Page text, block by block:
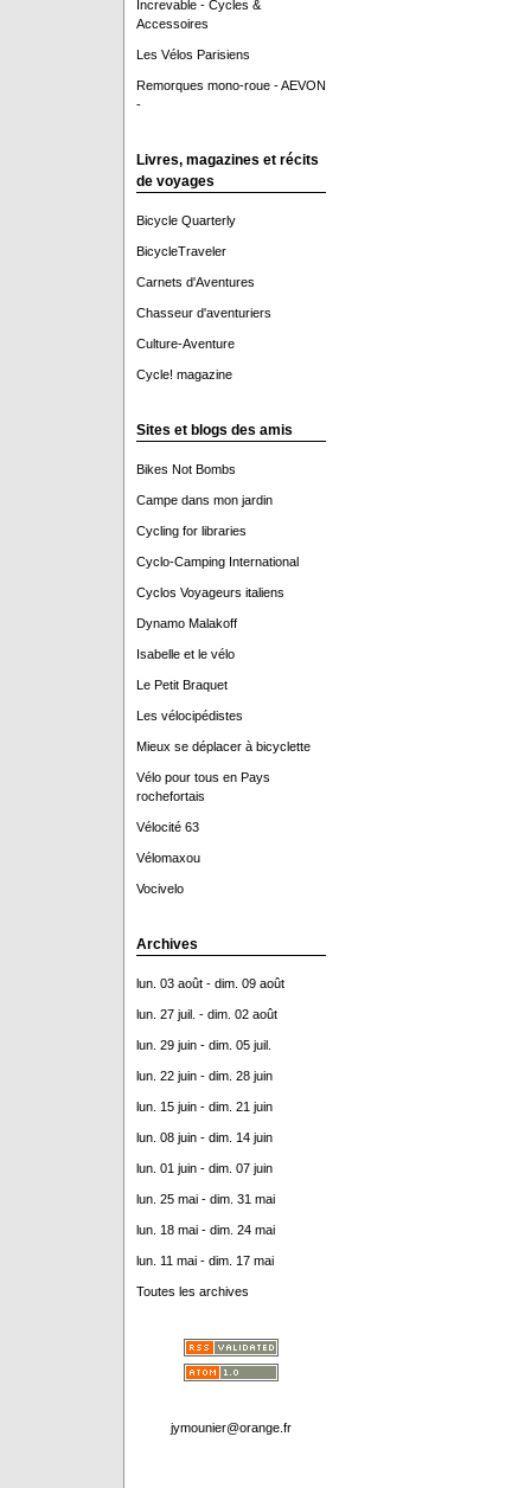
Increvable - Cycles &
Accessoires
Les Vélos Parisiens
Remorques mono-roue - AEVON
-
Livres, magazines et récits
de voyages
Bicycle Quarterly
BicycleTraveler
Carnets d'Aventures
Chasseur d'aventuriers
Culture-Aventure
Cycle! magazine
Sites et blogs des amis
Bikes Not Bombs
Campe dans mon jardin
Cycling for libraries
Cyclo-Camping International
Cyclos Voyageurs italiens
Dynamo Malakoff
Isabelle et le vélo
Le Petit Braquet
Les vélocipédistes
Mieux se déplacer à bicyclette
Vélo pour tous en Pays
rochefortais
Vélocité 63
Vélomaxou
Vocivelo
Archives
lun. 03 août - dim. 09 août
lun. 27 juil. - dim. 02 août
lun. 29 juin - dim. 05 juil.
lun. 22 juin - dim. 28 juin
lun. 15 juin - dim. 21 juin
lun. 08 juin - dim. 14 juin
lun. 01 juin - dim. 07 juin
lun. 25 mai - dim. 31 mai
lun. 18 mai - dim. 24 mai
lun. 11 mai - dim. 17 mai
Toutes les archives
jymounier@orange.fr